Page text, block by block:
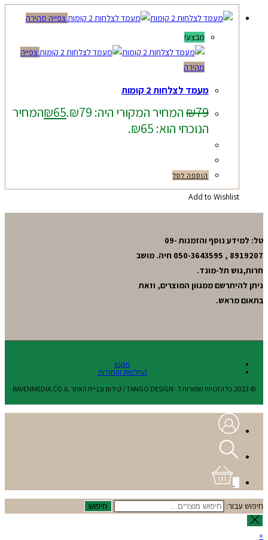
צפייה מהירה
מבצע!
צפייה
מהירה
מעמד לצלחות 2 קומות
₪79 המחיר המקורי היה: ₪79. ₪65
המחיר
הנוכחי הוא: ₪65.
הוספה לסל
Add to Wishlist
טל: למידע נוסף והזמנות 09-
8919207 , 050-3643595 חיה. מושב
חרות,גוש תל-מונד.
ניתן להיתרשם ממגוון המוצרים, וזאת
בתאום מראש.
תקנון
החלפות והחזרות
© 2023,כל הזכויות שמורות ל - TANGO DESIGN / קידום ובניית האתר RAVENMEDIA.CO.IL
חיפוש עבור: חיפוש
×